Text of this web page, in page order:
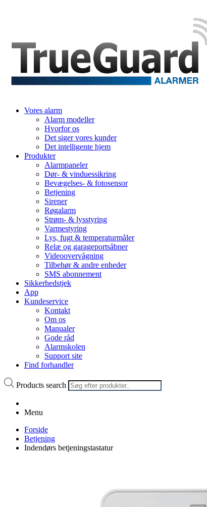
Vores alarm
Alarm modeller
Hvorfor os
Det siger vores kunder
Det intelligente hjem
Produkter
Alarmpaneler
Dør- & vinduessikring
Bevægelses- & fotosensor
Betjening
Sirener
Røgalarm
Strøm- & lysstyring
Varmestyring
Lys, fugt & temperaturmåler
Relæ og garageportsåbner
Videoovervågning
Tilbehør & andre enheder
SMS abonnement
Sikkerhedstjek
App
Kundeservice
Kontakt
Om os
Manualer
Gode råd
Alarmskolen
Support site
Find forhandler
Products search
Menu
Forside
Betjening
Indendørs betjeningstastatur